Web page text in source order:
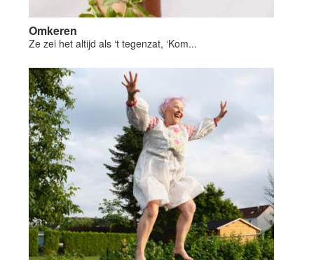
Omkeren
Ze zei het altijd als ‘t tegenzat, ‘Kom...